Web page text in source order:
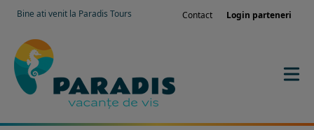
Bine ati venit la Paradis Tours Contact Login parteneri